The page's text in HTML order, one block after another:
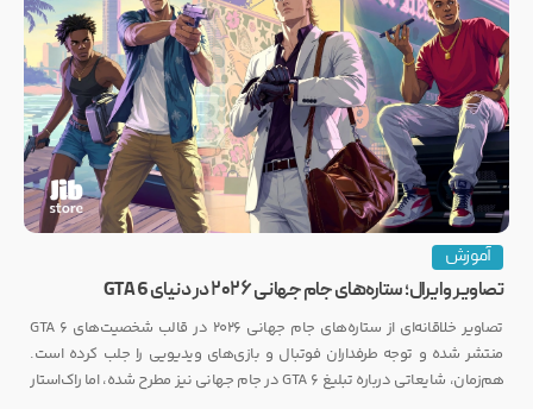
آموزش
تصاویر وایرال؛ ستاره‌های جام جهانی ۲۰۲۶ در دنیای GTA 6
تصاویر خلاقانه‌ای از ستاره‌های جام جهانی ۲۰۲۶ در قالب شخصیت‌های GTA 6
منتشر شده و توجه طرفداران فوتبال و بازی‌های ویدیویی را جلب کرده است.
هم‌زمان، شایعاتی درباره تبلیغ GTA 6 در جام جهانی نیز مطرح شده، اما راک‌استار